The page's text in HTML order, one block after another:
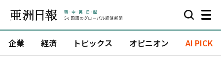
企業 経済 トピックス オピニオン AI PICK